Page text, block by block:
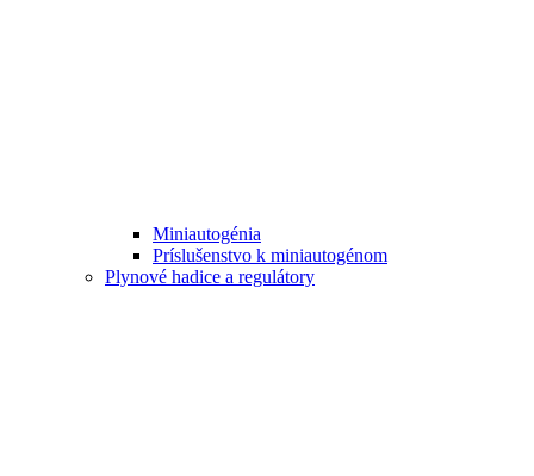
Miniautogénia
Príslušenstvo k miniautogénom
Plynové hadice a regulátory